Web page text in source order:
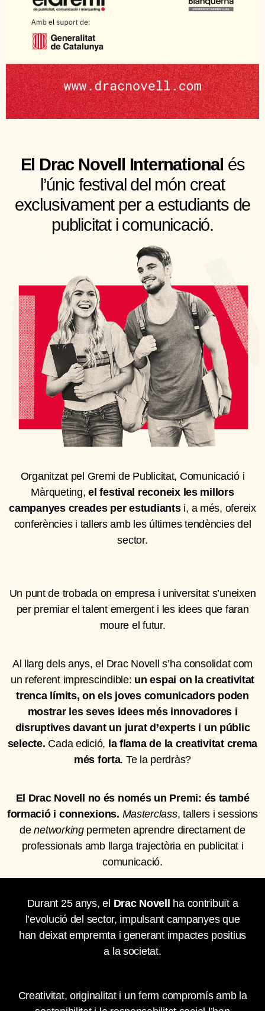
El Drac Novell International és
l’únic festival del món creat
exclusivament per a estudiants de
publicitat i comunicació.
Organitzat pel Gremi de Publicitat, Comunicació i
Màrqueting,el festival reconeix les millors
campanyes creades per estudiantsi, a més, ofereix
conferències i tallers amb les últimes tendències del
sector.
Un punt de trobada on empresa i universitat s’uneixen
per premiar el talent emergent i les idees que faran
moure el futur.
Al llarg dels anys, el Drac Novell s’ha consolidat com
un referent imprescindible: un espai on la creativitat
trenca límits, on els joves comunicadors poden
mostrar les seves idees més innovadores i
disruptives davant un jurat d’experts i un públic
selecte. Cada edició, la flama de la creativitat crema
més forta. Te la perdràs?
El Drac Novell no és només un Premi: és també
formació i connexions. Masterclass, tallers i sessions
denetworkingpermeten aprendre directament de
professionals amb llarga trajectòria en publicitat i
comunicació.
Durant 25 anys, el Drac Novell
ha contribuït a
l’evolució del sector, impulsant campanyes que
han deixat empremta i generant impactes positius
a la societat.
Creativitat, originalitat i un ferm compromís amb la